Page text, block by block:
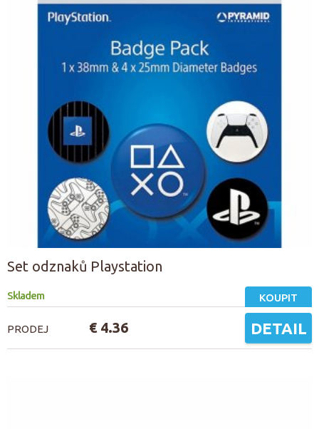
Set odznaků Playstation
Skladem KOUPIT
PRODEJ € 4.36 DETAIL